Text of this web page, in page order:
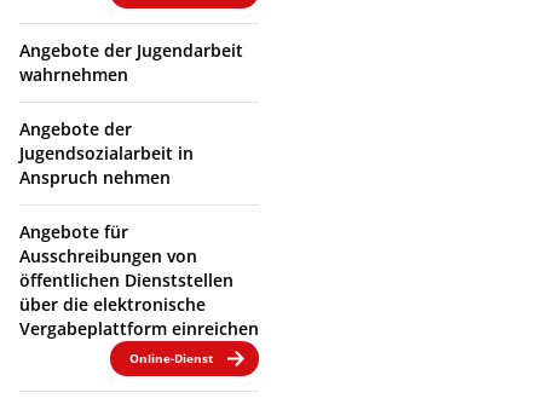
Angebote der Jugendarbeit
wahrnehmen
Angebote der
Jugendsozialarbeit in
Anspruch nehmen
Angebote für
Ausschreibungen von
öffentlichen Dienststellen
über die elektronische
Vergabeplattform einreichen
Online-Dienst